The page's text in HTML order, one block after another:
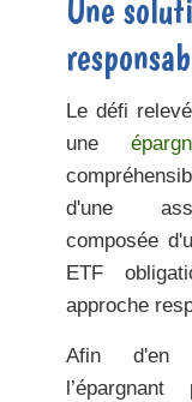
Une
Le défi
une
d'une
composée
ETF
approche
Afin d'en